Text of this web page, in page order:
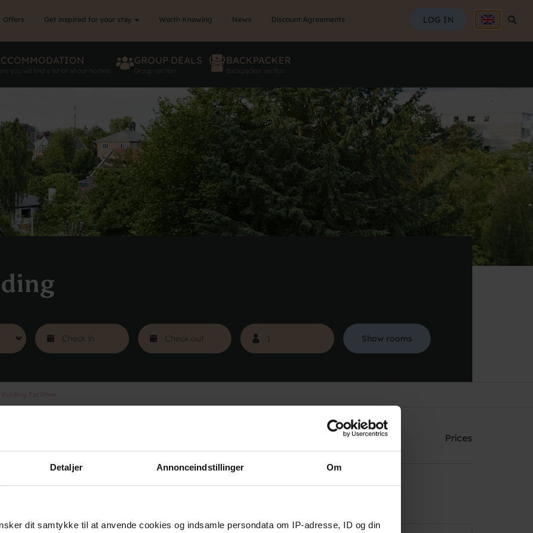
Detaljer Annonceindstillinger Om
dit samtykke til at anvende cookies og indsamle persondata om IP-adresse, ID og din
LOG IN
Offers Get inspired for your stay Worth Knowing News Discount Agreements
you will find a list of all our hostels
GROUP DEALS
Group section
BACKPACKER
Backpacker section
Show rooms
Facilities Prices